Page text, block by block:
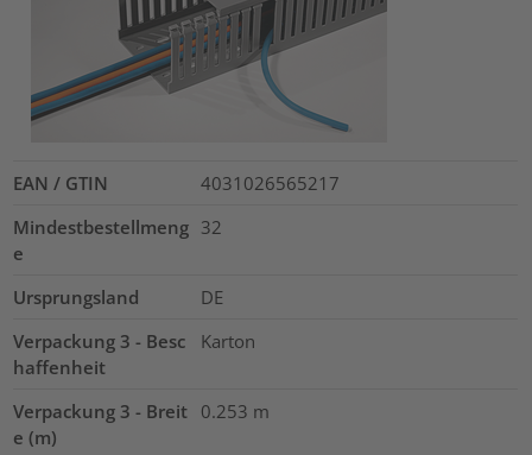
EAN / GTIN
4031026565217
Mindestbestellmeng
e
32
Ursprungsland
DE
Verpackung 3 - Besc
haffenheit
Karton
Verpackung 3 - Breit
e (m)
0.253 m